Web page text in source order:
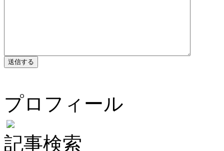
プロフィール
記事検索